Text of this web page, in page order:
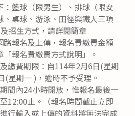
：籃球（限男生）、排球（限女
、桌球、游泳、田徑與鐵人三項
招生方式，請詳閱簡章
路報名及上傳，報名費繳費金額
報名費繳費方式說明」。
繳費期限：自114年2月6日(星期
(星期一 )，逾時不予受理。
間內24小時開放，惟報名最後一
12:00止。（報名時間截止立即
行輸入或上傳的資料將無法完成